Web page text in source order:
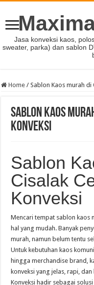
Jasa konveksi kaos,
sweater, parka) dan sablon
Home / Sablon Kaos murah di
Sablon Kaos
Konveksi
Sablon
Cisalak
Konveksi
Mencari tempat sablon kaos
hal yang mudah. Banyak
murah, namun belum tentu
Untuk kebutuhan kaos
hingga merchandise brand,
konveksi yang jelas, rapi,
Konveksi hadir sebagai